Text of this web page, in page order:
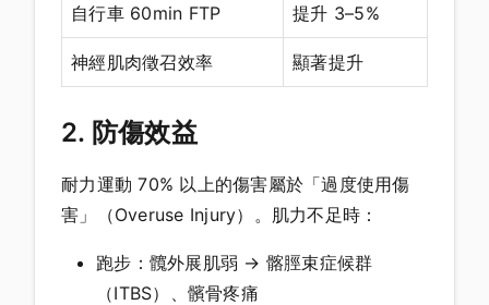
自行車 60min FTP 提升 3–5%
神經肌肉徵召效率 顯著提升
2. 防傷效益
耐力運動 70% 以上的傷害屬於「過度使用傷
害」（Overuse Injury）。肌力不足時：
跑步：髖外展肌弱 → 髂脛束症候群
（ITBS）、髕骨疼痛